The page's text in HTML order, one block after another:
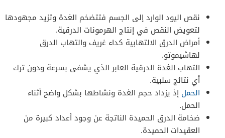
نقص اليود الوارد إلى الجسم فتتضخم الغدة وتزيد مجهودها
لتعويض النقص في إنتاج الهرمونات الدرقية.
أمراض الدرق الالتهابية كداء غريف والتهاب الدرق
لهاشيموتو.
التهاب الغدة الدرقية العابر الذي يشفى بسرعة ودون ترك
أي نتائج سلبية.
الحمل إذ يزداد حجم الغدة ونشاطها بشكل واضح أثناء
الحمل.
ضخامة الدرق الحميدة الناتجة عن وجود أعداد كبيرة من
العقيدات الحميدة.